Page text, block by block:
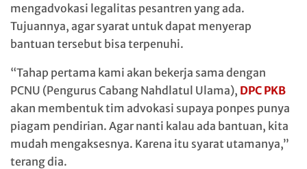
mengadvokasi legalitas pesantren yang ada.
Tujuannya, agar syarat untuk dapat menyerap
bantuan tersebut bisa terpenuhi.
“Tahap pertama kami akan bekerja sama dengan
PCNU (Pengurus Cabang Nahdlatul Ulama), DPC PKB
akan membentuk tim advokasi supaya ponpes punya
piagam pendirian. Agar nanti kalau ada bantuan, kita
mudah mengaksesnya. Karena itu syarat utamanya,”
terang dia.